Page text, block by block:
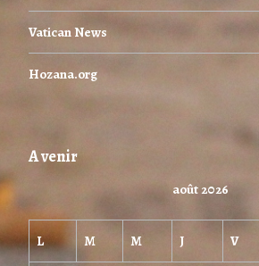
Vatican News
Hozana.org
A venir
août 2026
L M M J V